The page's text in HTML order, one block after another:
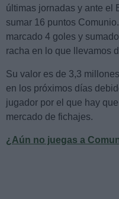
últimas jornadas y ante el
sumar 16 puntos
marcado 4 goles y
racha en lo que llevamos
Su valor es de 3,3
en los próximos días
jugador por el que hay
mercado de fichajes.
¿Aún no juegas a